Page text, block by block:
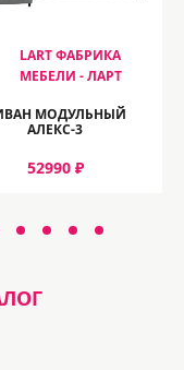
LART ФАБРИКА
МЕБЕЛИ - ЛАРТ
МОДУЛЬНЫЙ
АЛЕКС-3
52990 ₽